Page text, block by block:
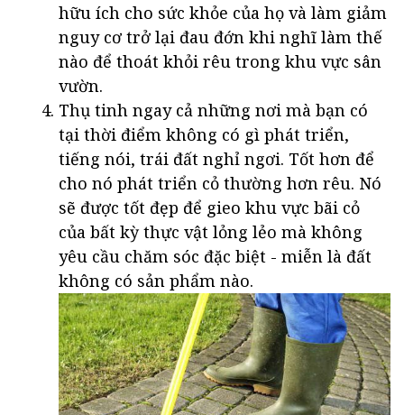
hữu ích cho sức khỏe của họ và làm giảm
nguy cơ trở lại đau đớn khi nghĩ làm thế
nào để thoát khỏi rêu trong khu vực sân
vườn.
Thụ tinh ngay cả những nơi mà bạn có
tại thời điểm không có gì phát triển,
tiếng nói, trái đất nghỉ ngơi. Tốt hơn để
cho nó phát triển cỏ thường hơn rêu. Nó
sẽ được tốt đẹp để gieo khu vực bãi cỏ
của bất kỳ thực vật lỏng lẻo mà không
yêu cầu chăm sóc đặc biệt - miễn là đất
không có sản phẩm nào.